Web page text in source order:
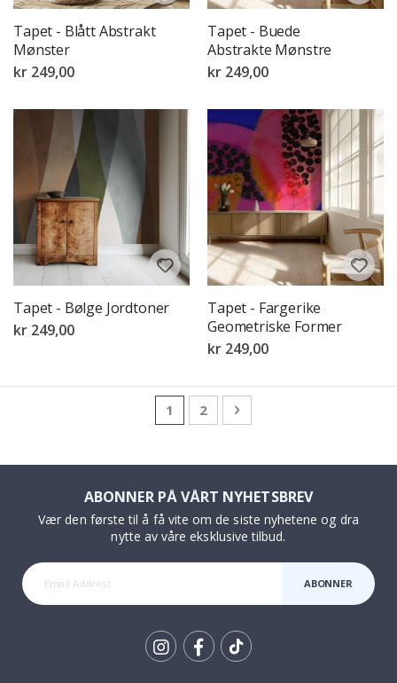
Tapet - Blått Abstrakt
Mønster
kr 249,00
Tapet - Buede
Abstrakte Mønstre
kr 249,00
Tapet - Bølge Jordtoner
kr 249,00
Tapet - Fargerike
Geometriske Former
kr 249,00
SideYou're currently reading page
1 Side
2 Side
Neste
ABONNER PÅ VÅRT NYHETSBREV
Vær den første til å få vite om de siste nyhetene og dra
nytte av våre eksklusive tilbud.
ABONNER